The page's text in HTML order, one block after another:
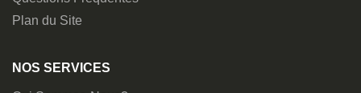
Plan du Site
NOS SERVICES